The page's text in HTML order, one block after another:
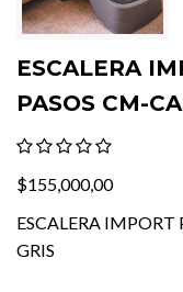
ESCALERA
PASOS CM-
$155,000,00
ESCALERA IMPORT
GRIS